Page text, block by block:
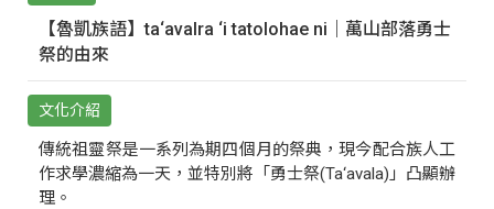
【魯凱族語】ta‘avalra ‘i tatolohae ni｜萬山部落勇士
祭的由來
文化介紹
傳統祖靈祭是一系列為期四個月的祭典，現今配合族人工
作求學濃縮為一天，並特別將「勇士祭(Ta‘avala)」凸顯辦
理。